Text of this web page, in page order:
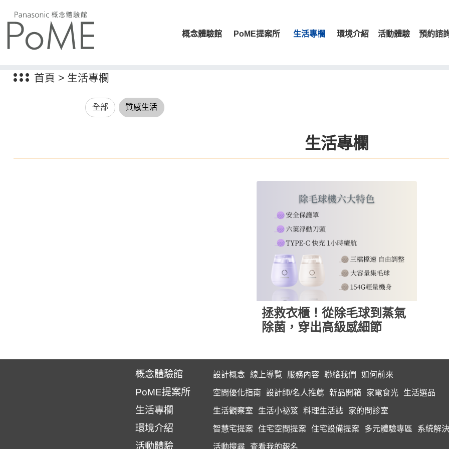
概念體驗館 PoME提案所 生活專欄 環境介紹 活動體驗 預約諮
首頁 > 生活專欄
全部 質感生活
生活專欄
拯救衣櫃！從除毛球到蒸氣
除菌，穿出高級感細節
概念體驗館 設計概念 線上導覧 服務內容 聯絡我們 如何前來
PoME提案所 空間優化指南 設計師/名人推薦 新品開箱 家電食光 生活選品
生活專欄 生活觀察室 生活小祕笈 料理生活誌 家的問診室
環境介紹 智慧宅提案 住宅空間提案 住宅設備提案 多元體驗專區 系統解
活動體驗 活動搜尋 查看我的報名